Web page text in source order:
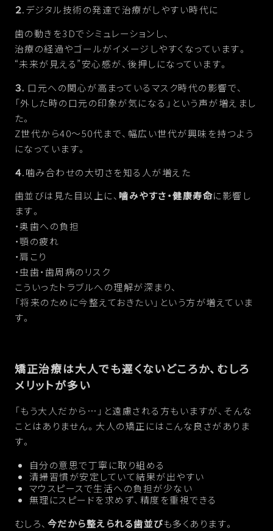
２.デジタル技術の発達で治療がしやすい時代に
歯の動きを3Dでシミュレーションし、
治療の経過やゴールがイメージしやすくなっています。
“未来が見える”安心感が、後押しになっています。
３. 口元への関心が高まっているマスク時代の影響で、
「外した時の口元の印象が気になる」という声が増えまし
た。
Z世代から40〜50代まで、幅広い世代が興味を持つよう
になっています。
４.噛み合わせの大切さを知る人が増えた
歯並びは見た目以上に、噛みやすさ・健康寿命に影響し
ます。
・奥歯への負担
・顎の疲れ
・肩こり
・虫歯・歯周病のリスク
こういったトラブルへの理解が深まり、
「将来のために今整えておきたい」という方が増えていま
す。
矯正治療は大人でも遅くないどころか、むしろ
メリットが多い
「もう大人だから…」と遠慮される方もいますが、そんな
ことはありません。大人の矯正にはこんな良さがありま
す。
自分の意思で丁寧に取り組める
清掃習慣が安定していて結果が出やすい
マウスピースで生活への負担が少ない
無理にスピードを求めず、精度を重視できる
むしろ、 今だから整えられる歯並びも多くあります。